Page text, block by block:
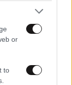
or
to